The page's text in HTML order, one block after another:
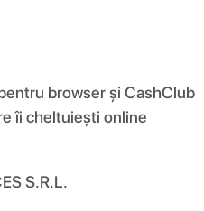
browser și CashClub
îi cheltuiești online
S.R.L.